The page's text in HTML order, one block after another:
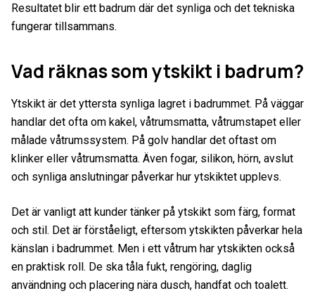
Resultatet blir ett badrum där det synliga och det tekniska
fungerar tillsammans.
Vad räknas som ytskikt i badrum?
Ytskikt är det yttersta synliga lagret i badrummet. På väggar
handlar det ofta om kakel, våtrumsmatta, våtrumstapet eller
målade våtrumssystem. På golv handlar det oftast om
klinker eller våtrumsmatta. Även fogar, silikon, hörn, avslut
och synliga anslutningar påverkar hur ytskiktet upplevs.
Det är vanligt att kunder tänker på ytskikt som färg, format
och stil. Det är förståeligt, eftersom ytskikten påverkar hela
känslan i badrummet. Men i ett våtrum har ytskikten också
en praktisk roll. De ska tåla fukt, rengöring, daglig
användning och placering nära dusch, handfat och toalett.